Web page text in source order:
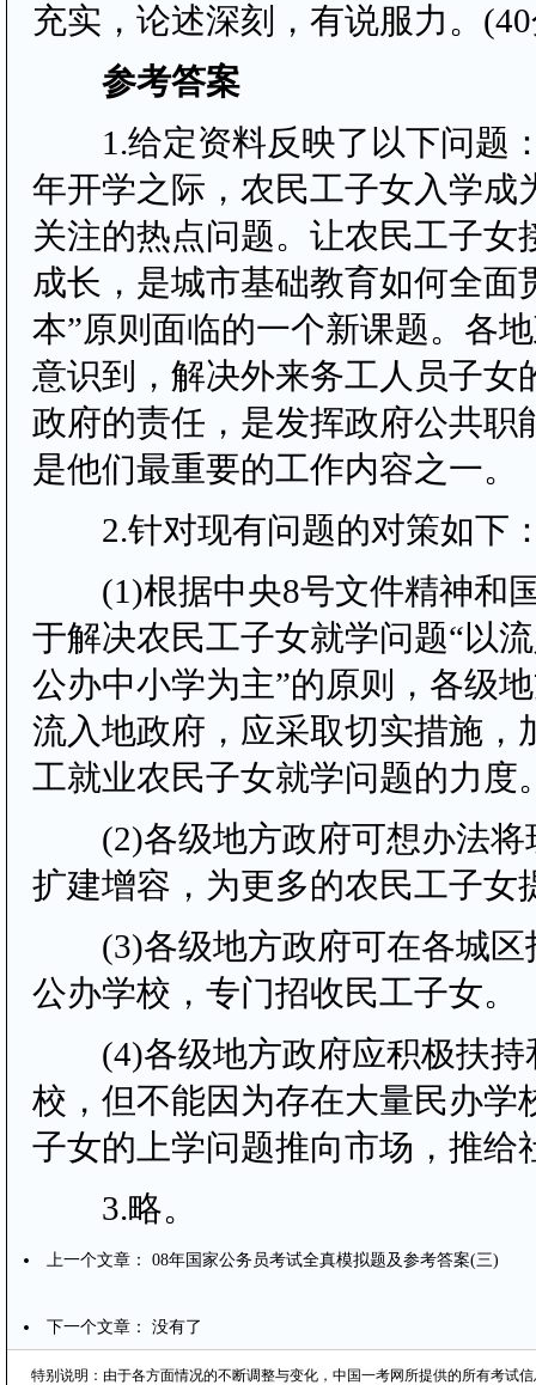
充实，论述深刻，有说服力。
参考答案
1.给定资料反映了以下问题
年开学之际，农民工子女入学成
关注的热点问题。让农民工子女
成长，是城市基础教育如何全面
本”原则面临的一个新课题。各
意识到，解决外来务工人员子女
政府的责任，是发挥政府公共职
是他们最重要的工作内容之一。
2.针对现有问题的对策如下
(1)根据中央8号文件精神和
于解决农民工子女就学问题“以
公办中小学为主”的原则，各级
流入地政府，应采取切实措施，
工就业农民子女就学问题的力度
(2)各级地方政府可想办法将
扩建增容，为更多的农民工子女
(3)各级地方政府可在各城区
公办学校，专门招收民工子女。
(4)各级地方政府应积极扶持
校，但不能因为存在大量民办学
子女的上学问题推向市场，推给
3.略。
上一个文章： 08年国家公务员考试全真模拟题及参考答案(三)
下一个文章： 没有了
特别说明：由于各方面情况的不断调整与变化，中国一考网所提供的所有考试